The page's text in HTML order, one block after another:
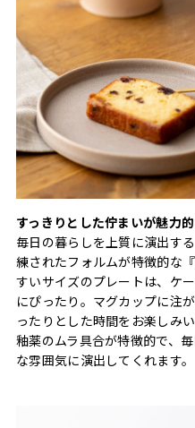
すっきりとした佇まいが魅力
毎日の暮らしを上質に演出す
練されたフォルムが特徴的な
すいサイズのプレートは、ケ
にぴったり。マグカップに注
ったりとした時間をお楽しみ
釉薬のムラ具合が特徴的で、
な雰囲気に演出してくれます。